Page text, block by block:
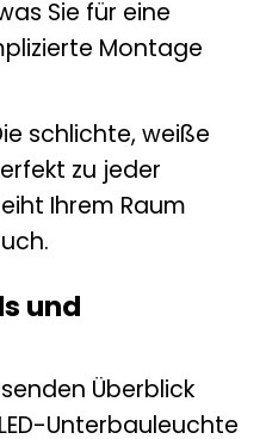
Sie für eine
Montage
schlichte, weiße
zu jeder
Ihrem Raum
und
Überblick
LED-Unterbauleuchte